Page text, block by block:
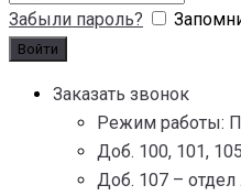
Забыли пароль?
Заказать звонок
Режим работы:
Доб. 100, 101,
Доб. 107 – отдел